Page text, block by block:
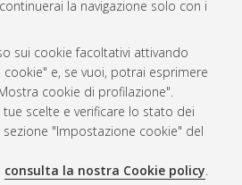
la navigazione solo con i
sui cookie facoltativi attivando
e, se vuoi, potrai esprimere
cookie di profilazione".
scelte e verificare lo stato dei
"Impostazione cookie" del
consulta la nostra Cookie policy.